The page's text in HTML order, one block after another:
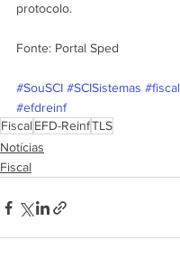
protocolo.
Fonte: Portal Sped
#SouSCI #SCISistemas #fiscal
#efdreinf
Fiscal EFD-ReinfTLS
Notícias
Fiscal